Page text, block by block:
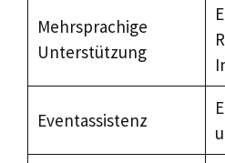
Mehrsprachige
Unterstützung
Eventassistenz